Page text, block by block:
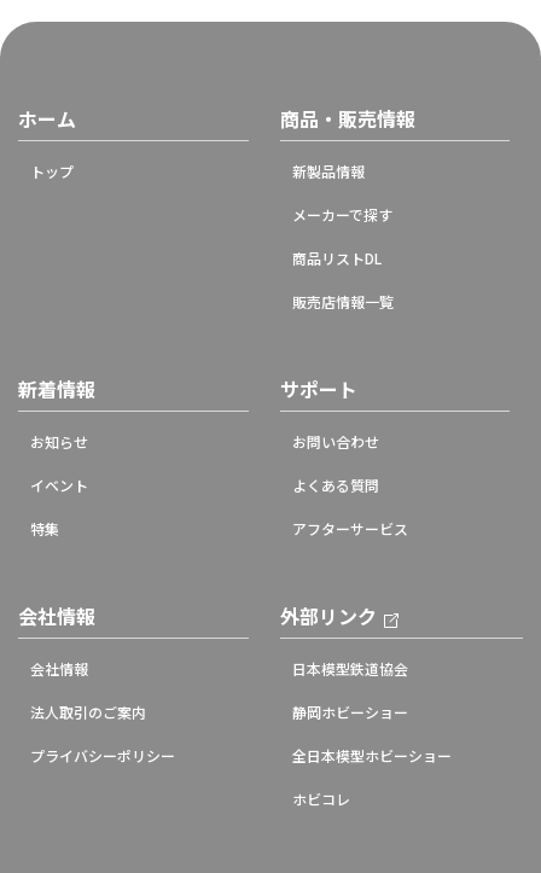
ホーム
トップ
商品・販売情報
新製品情報
メーカーで探す
商品リストDL
販売店情報一覧
新着情報
お知らせ
イベント
特集
サポート
お問い合わせ
よくある質問
アフターサービス
会社情報
会社情報
法人取引のご案内
プライバシーポリシー
外部リンク
日本模型鉄道協会
静岡ホビーショー
全日本模型ホビーショー
ホビコレ